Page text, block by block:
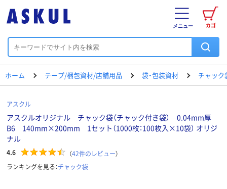
カゴ
メニュー
ホーム テープ/梱包資材/店舗用品 袋・包装資材 チャック
アスクル
アスクルオリジナル チャック袋（チャック付き袋） 0.04mm厚
B6 140mm×200mm 1セット（1000枚：100枚入×10袋） オリジ
ナル
4.6 （42件のレビュー）
ランキングを見る：チャック袋